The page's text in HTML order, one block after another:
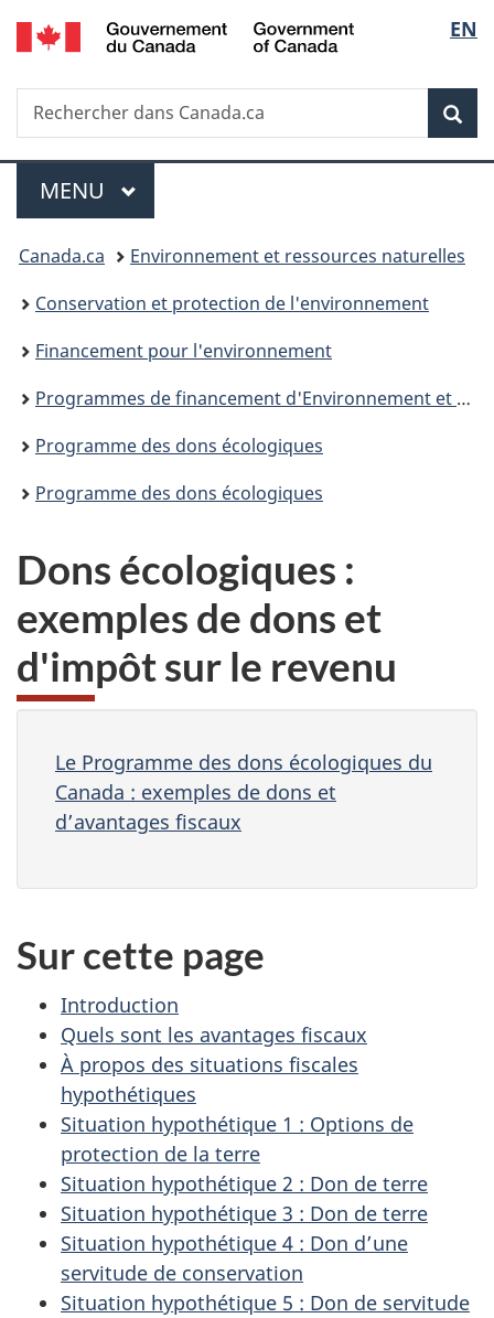
Passer
au
principal
Passer
à
Au
du
Passer
à
version
simplifiée
de
la
EN
Recherche
Rechercher
dans
Menu
MENU PRINCIPAL
Vous
êtes
ici :
Canada.ca
Environnement et ressources naturelles
Conservation et protection de l'environnement
Financement pour l'environnement
Programmes de financement d'Environnement et Changement climatique Canada
Programme des dons écologiques
Programme des dons écologiques
Dons écologiques :
exemples de dons et
d'impôt sur le revenu
Le Programme des dons écologiques du
Canada : exemples de dons et
d’avantages fiscaux
Sur cette page
Introduction
Quels sont les avantages fiscaux
À propos des situations fiscales
hypothétiques
Situation hypothétique 1 : Options de
protection de la terre
Situation hypothétique 2 : Don de terre
Situation hypothétique 3 : Don de terre
Situation hypothétique 4 : Don d’une
servitude de conservation
Situation hypothétique 5 : Don de servitude